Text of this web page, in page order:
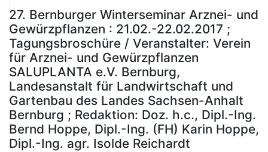
Statistiken
27. Bernburger Winterseminar Arznei- und
Gewürzpflanzen : 21.02.-22.02.2017 ;
Tagungsbroschüre / Veranstalter: Verein
für Arznei- und Gewürzpflanzen
SALUPLANTA e.V. Bernburg,
Landesanstalt für Landwirtschaft und
Gartenbau des Landes Sachsen-Anhalt
Bernburg ; Redaktion: Doz. h.c., Dipl.-Ing.
Bernd Hoppe, Dipl.-Ing. (FH) Karin Hoppe,
Dipl.-Ing. agr. Isolde Reichardt